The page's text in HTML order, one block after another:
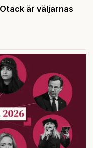
Otack är väljarnas